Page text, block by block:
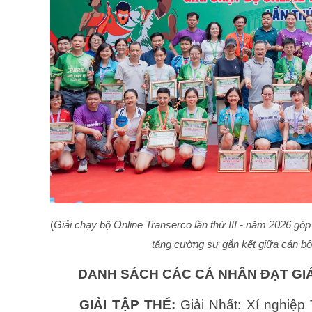
(Giải chạy bộ Online Transerco lần thứ III - năm 2026
tăng cường sự gắn kết giữa cán
DANH SÁCH CÁC CÁ NHÂN ĐẠT
GIẢI TẬP THỂ: Giải Nhất: Xí nghiệp